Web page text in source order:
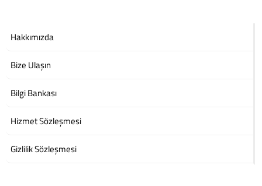
Hakkımızda
Bize Ulaşın
Bilgi Bankası
Hizmet Sözleşmesi
Gizlilik Sözleşmesi